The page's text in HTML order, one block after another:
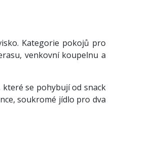
Kategorie pokojů pro
venkovní koupelnu a
se pohybují od snack
soukromé jídlo pro dva